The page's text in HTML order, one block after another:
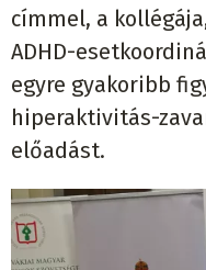
címmel, a
ADHD-
egyre gyakoribb
hiperaktivitás-
előadást.